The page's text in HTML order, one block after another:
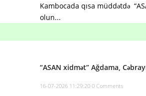
Kambocada qısa müddətdə
olun...
“ASAN xidmət” Ağdama,
16-07-2026 11:29:20 0 Comments